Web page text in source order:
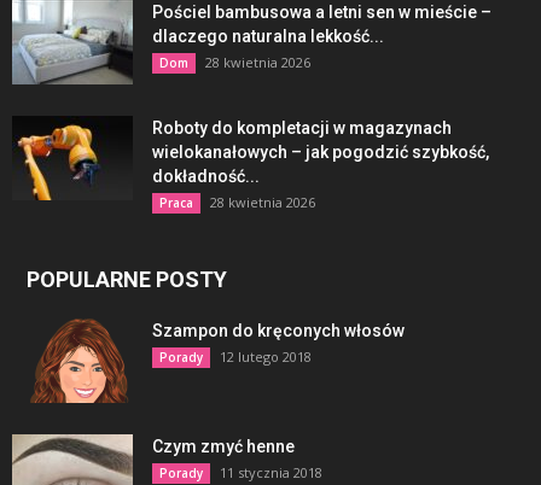
Pościel bambusowa a letni sen w mieście –
dlaczego naturalna lekkość...
Dom 28 kwietnia 2026
Roboty do kompletacji w magazynach
wielokanałowych – jak pogodzić szybkość,
dokładność...
Praca 28 kwietnia 2026
POPULARNE POSTY
Szampon do kręconych włosów
Porady 12 lutego 2018
Czym zmyć henne
Porady 11 stycznia 2018